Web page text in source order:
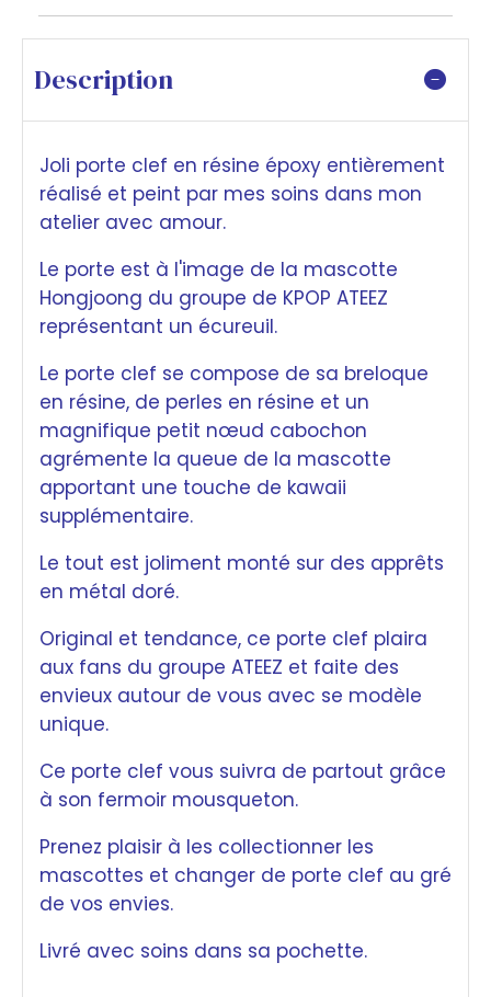
Description
Joli porte clef en résine époxy entièrement
réalisé et peint par mes soins dans mon
atelier avec amour.
Le porte est à l'image de la mascotte
Hongjoong du groupe de KPOP ATEEZ
représentant un écureuil.
Le porte clef se compose de sa breloque
en résine, de perles en résine et un
magnifique petit nœud cabochon
agrémente la queue de la mascotte
apportant une touche de kawaii
supplémentaire.
Le tout est joliment monté sur des apprêts
en métal doré.
Original et tendance, ce porte clef plaira
aux fans du groupe ATEEZ et faite des
envieux autour de vous avec se modèle
unique.
Ce porte clef vous suivra de partout grâce
à son fermoir mousqueton.
Prenez plaisir à les collectionner les
mascottes et changer de porte clef au gré
de vos envies.
Livré avec soins dans sa pochette.